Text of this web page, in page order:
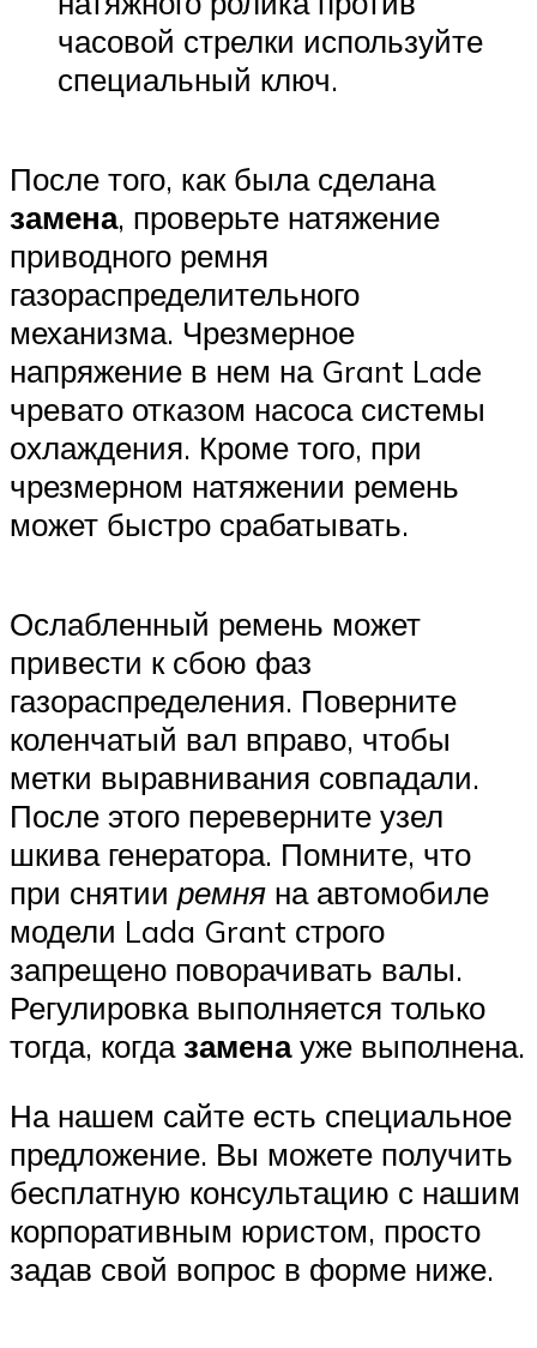
часовой стрелки используйте
специальный ключ.
После того, как была сделана
замена, проверьте натяжение
приводного ремня
газораспределительного
механизма. Чрезмерное
напряжение в нем на Grant Lade
чревато отказом насоса системы
охлаждения. Кроме того, при
чрезмерном натяжении ремень
может быстро срабатывать.
Ослабленный ремень может
привести к сбою фаз
газораспределения. Поверните
коленчатый вал вправо, чтобы
метки выравнивания совпадали.
После этого переверните узел
шкива генератора. Помните, что
при снятии ремня на автомобиле
модели Lada Grant строго
запрещено поворачивать валы.
Регулировка выполняется только
тогда, когдазаменауже выполнена.
На нашем сайте есть специальное
предложение. Вы можете получить
бесплатную консультацию с нашим
корпоративным юристом, просто
задав свой вопрос в форме ниже.